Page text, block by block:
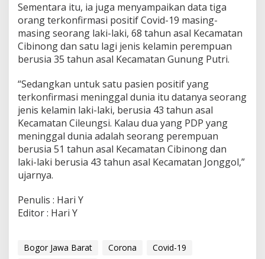
Sementara itu, ia juga menyampaikan data tiga
orang terkonfirmasi positif Covid-19 masing-
masing seorang laki-laki, 68 tahun asal Kecamatan
Cibinong dan satu lagi jenis kelamin perempuan
berusia 35 tahun asal Kecamatan Gunung Putri.
“Sedangkan untuk satu pasien positif yang
terkonfirmasi meninggal dunia itu datanya seorang
jenis kelamin laki-laki, berusia 43 tahun asal
Kecamatan Cileungsi. Kalau dua yang PDP yang
meninggal dunia adalah seorang perempuan
berusia 51 tahun asal Kecamatan Cibinong dan
laki-laki berusia 43 tahun asal Kecamatan Jonggol,”
ujarnya.
Penulis : Hari Y
Editor : Hari Y
Bogor Jawa Barat Corona
Covid-19